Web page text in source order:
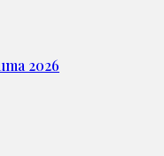
2026